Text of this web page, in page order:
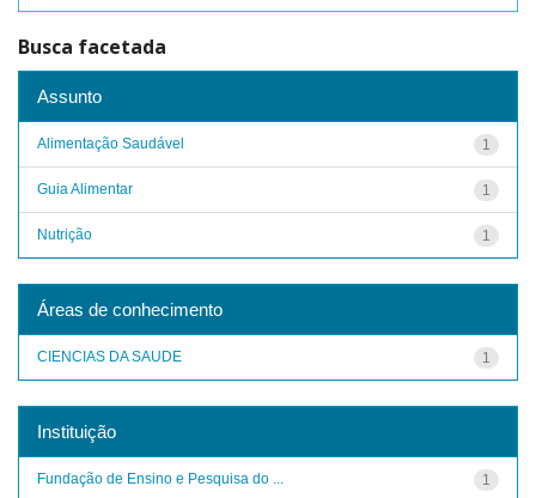
Busca facetada
Assunto
1
Alimentação Saudável
1
Guia Alimentar
1
Nutrição
Áreas de conhecimento
1
CIENCIAS DA SAUDE
Instituição
1
Fundação de Ensino e Pesquisa do ...